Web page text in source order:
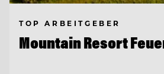
TOP ARBEITGEBER
Mountain Resort